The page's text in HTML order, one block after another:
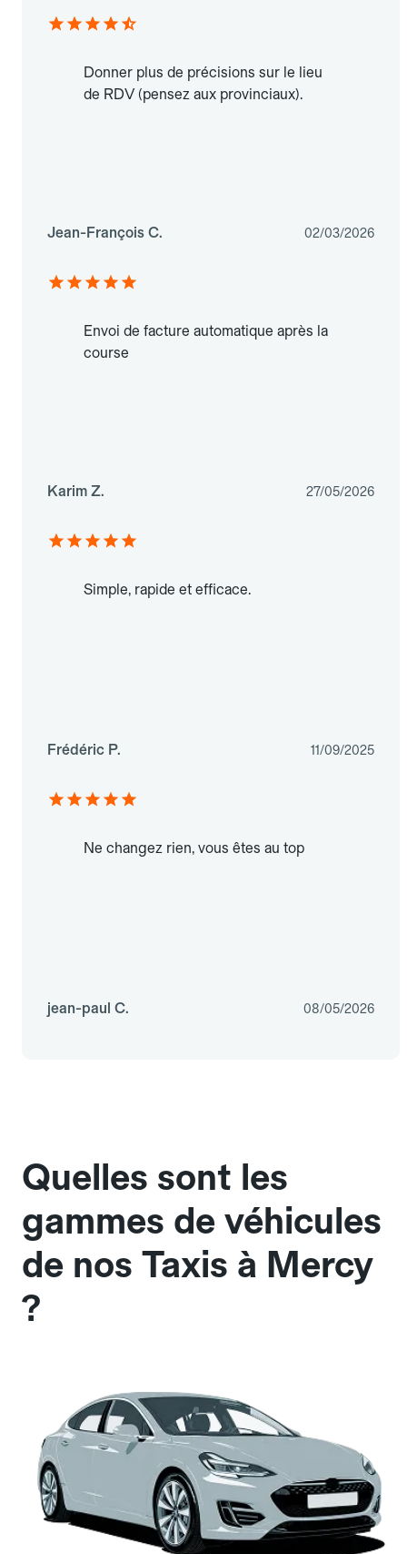
Donner plus de précisions sur le lieu
de RDV (pensez aux provinciaux).
Jean-François C. 02/03/2026
Envoi de facture automatique après la
course
Karim Z. 27/05/2026
Simple, rapide et efficace.
Frédéric P. 11/09/2025
Ne changez rien, vous êtes au top
jean-paul C. 08/05/2026
Quelles sont les
gammes de véhicules
de nos Taxis à Mercy
?